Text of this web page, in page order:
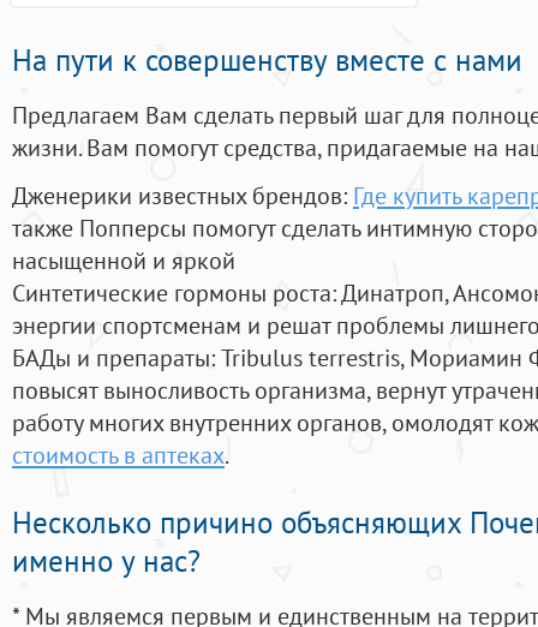
На пути к совершенству вместе с нами
Предлагаем Вам сделать первый шаг для
жизни. Вам помогут средства, придагаемые на
Дженерики известных брендов: Где купить
также Попперсы помогут сделать интимную
насыщенной и яркой
Синтетические гормоны роста: Динатроп,
энергии спортсменам и решат проблемы
БАДы и препараты:Tribulus terrestris, Мориамин
повысят выносливость организма, вернут
работу многих внутренних органов, омолодят
стоимость в аптеках.
Несколько причино объясняющих
именно у нас?
* Мы являемся первым и единственным на